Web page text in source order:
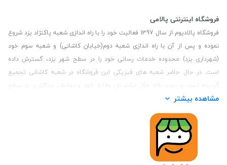
فروشگاه اینترنتی پالامی
فروشگاه پالادیوم از سال 1397 فعالیت خود را با راه اندازی شعبه پاکنژاد یزد شروع
نموده و پس از آن با راه اندازی شعبه دوم(خیابان کاشانی) و شعبه سوم خود
(شهرداری یزد) محدوده خدمات رسانی خود را در سطح شهر یزد، گسترش داده
است. در حال حاضر شعبه های فیزیکی این فروشگاه در شعبه کاشانی تجمیع
گردیده است و جهت رفاه حال مشتریان وفادار خود و پوشش حداکثری در سطح
استان یزد و همچنین مشتریان سطح کشور، فروشگاه اینترنتی پالامی را راه اندازی
نموده است. هدف فروشگاه اینترنتی پالامی فراهم نمودن یک خرید اینترنتی
مطمئن، با کالاهای متنوع، باکیفیت و دارای قیمت مناسب می باشد که مشتری
بتواند در مدت زمان کوتاه کالاهای خود را سفارش داده و در زمان مورد نظر خود
تحویل بگیرد و در صورت وجود عدم تطابق سفارش و کالای تحویل شده ضمانت
مشاهده بیشتر